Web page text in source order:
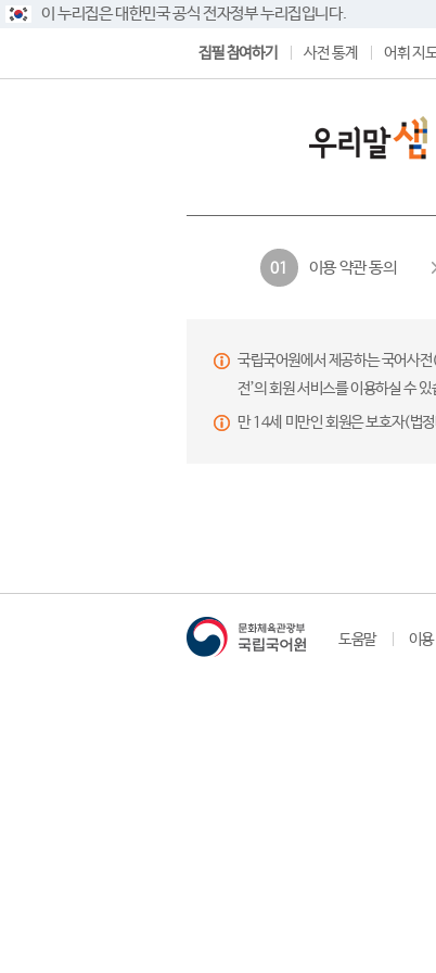
이 누리집은 대한민국 공식 전자정부 누리집입니다.
집필 참여하기 사전 통계 어휘 지
01 이용 약관 동의
국립국어원에서 제공하는 국어사
전’의 회원 서비스를 이용하실 수
만 14세 미만인 회원은 보호자(법
도움말 이